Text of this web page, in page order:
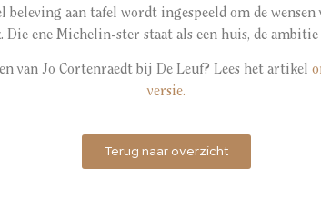
beleving aan tafel wordt ingespeeld om de
Die ene Michelin-ster staat als een huis, de ambitie
van Jo Cortenraedt bij De Leuf? Lees het artikel
versie.
Terug naar overzicht